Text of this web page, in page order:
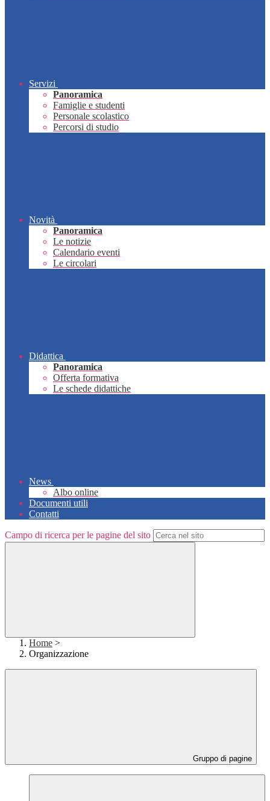
Servizi
Panoramica
Famiglie e studenti
Personale scolastico
Percorsi di studio
Novità
Panoramica
Le notizie
Calendario eventi
Le circolari
Didattica
Panoramica
Offerta formativa
Le schede didattiche
News
Albo online
Documenti utili
Contatti
Campo di ricerca per le pagine del sito
Home >
Organizzazione
Gruppo di pagine